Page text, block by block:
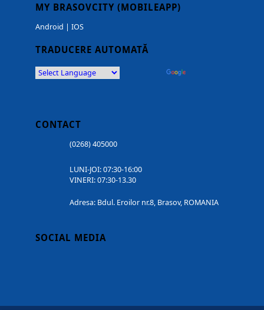
MY BRASOVCITY (MOBILEAPP)
Android | IOS
TRADUCERE AUTOMATĂ
CONTACT
(0268) 405000
LUNI-JOI: 07:30-16:00
VINERI: 07:30-13.30
Adresa: Bdul. Eroilor nr.8, Brasov, ROMANIA
SOCIAL MEDIA